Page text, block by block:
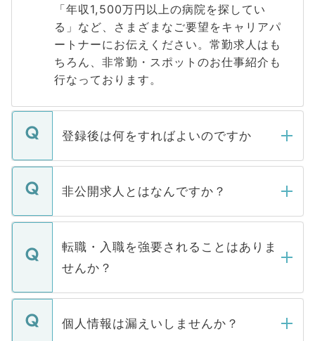
「年収1,500万円以上の病院を探してい
る」など、さまざまなご要望をキャリアパ
ートナーにお伝えください。常勤求人はも
ちろん、非常勤・スポットのお仕事紹介も
行なっております。
登録後は何をすればよいのですか
ご登録いただきましたら、弊社担当者がご
登録内容を確認し、その後メールもしくは
ます。通常、5営業日以内にはご連絡をせて
いただきますので、しばらくお待ちくださ
非公開求人とはなんですか？
マイナビDOCTORで取り扱っている求人の
うち約3割は、Webサイトからご覧いただ
けない「非公開求人」です。非公開求人は
下記の理由によって、一般には公開してい
ません。
■応募殺到を避けるため 人気のある医療機
転職・入職を強要されることはありま
せんか？
転職・入職を強要することは一切ありませ
ん。また、仮に応募先から内定をいただい
個人情報は漏えいしませんか？